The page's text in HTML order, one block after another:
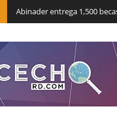
Abinader entrega 1,500